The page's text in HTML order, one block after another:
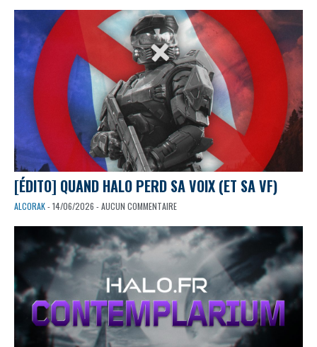
[ÉDITO] QUAND HALO PERD SA VOIX (ET SA VF)
ALCORAK- 14/06/2026 - AUCUN COMMENTAIRE